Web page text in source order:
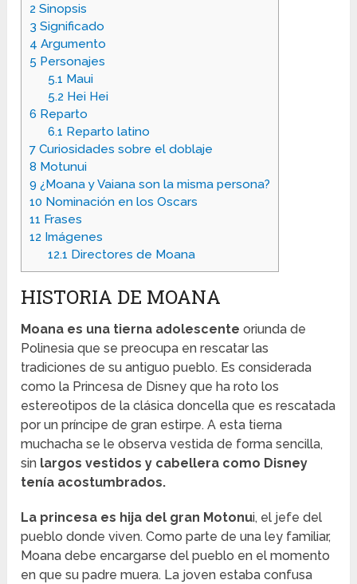
2 Sinopsis
3 Significado
4 Argumento
5 Personajes
5.1 Maui
5.2 Hei Hei
6 Reparto
6.1 Reparto latino
7 Curiosidades sobre el doblaje
8 Motunui
9 ¿Moana y Vaiana son la misma persona?
10 Nominación en los Oscars
11 Frases
12 Imágenes
12.1 Directores de Moana
HISTORIA DE MOANA
Moana es una tierna adolescente oriunda de
Polinesia que se preocupa en rescatar las
tradiciones de su antiguo pueblo. Es considerada
como la Princesa de Disney que ha roto los
estereotipos de la clásica doncella que es rescatada
por un príncipe de gran estirpe. A esta tierna
muchacha se le observa vestida de forma sencilla,
sin largos vestidos y cabellera como Disney
tenía acostumbrados.
La princesa es hija del gran Motonui, el jefe del
pueblo donde viven. Como parte de una ley familiar,
Moana debe encargarse del pueblo en el momento
en que su padre muera. La joven estaba confusa